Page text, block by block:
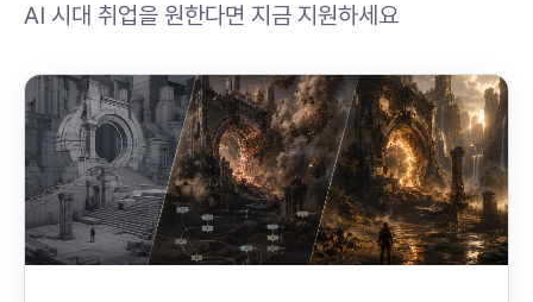
AI 시대 취업을 원한다면 지금 지원하세요